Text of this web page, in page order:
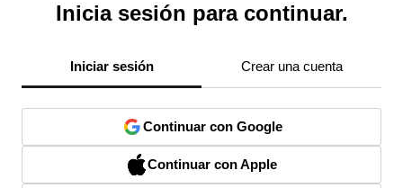
Inicia sesión para continuar.
Iniciar sesión Crear una cuenta
Continuar con Google
Continuar con Apple